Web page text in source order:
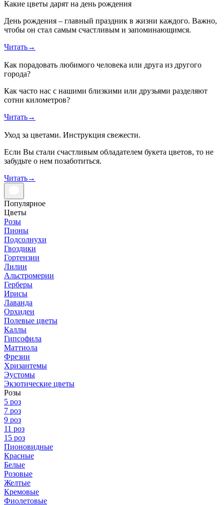
Какие цветы дарят на день рождения
День рождения – главный праздник в жизни каждого. Важно,
чтобы он стал самым счастливым и запоминающимся.
Читать→
Как порадовать любимого человека или друга из другого
города?
Как часто нас с нашими близкими или друзьями разделяют
сотни километров?
Читать→
Уход за цветами. Инструкция свежести.
Если Вы стали счастливым обладателем букета цветов, то не
забудьте о нем позаботиться.
Читать→
Популярное
Цветы
Розы
Пионы
Подсолнухи
Гвоздики
Гортензии
Лилии
Альстромерии
Герберы
Ирисы
Лаванда
Орхидеи
Полевые цветы
Каллы
Гипсофила
Маттиола
Фрезии
Хризантемы
Эустомы
Экзотические цветы
Розы
5 роз
7 роз
9 роз
11 роз
15 роз
Пионовидные
Красные
Белые
Розовые
Желтые
Кремовые
Фиолетовые